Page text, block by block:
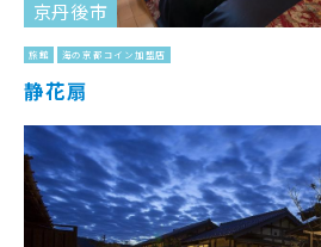
京丹後市
旅館 海の京都コイン加盟店
静花扇